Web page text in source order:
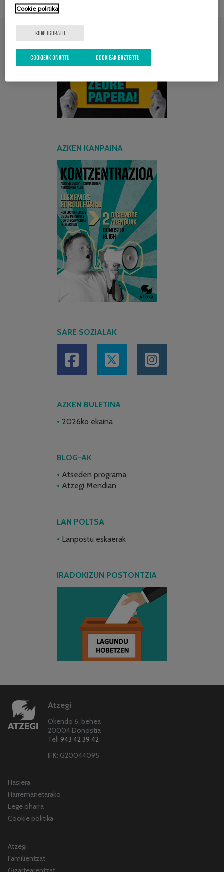
AZKEN KANPAINA
SARE SOZIALAK
AZKEN BULETINA
2026ko ekaina
BLOG-AK
Atseden programa
Atzegi Mendian
LAN POLTSA
Lanpostu eskaerak
IRADOKIZUN POSTONTZIA
Atzegi
Okendo 6, behea
20004 Donostia
Tel: 943 42 39 42
IFK: G20044095
Hasiera
Harremanetarako
Lege oharra
Cookie politika
Atzegi
Familientzat
Cookie politika
KONFIGURATU
COOKIEAK BAZTERTU
COOKIEAK ONARTU